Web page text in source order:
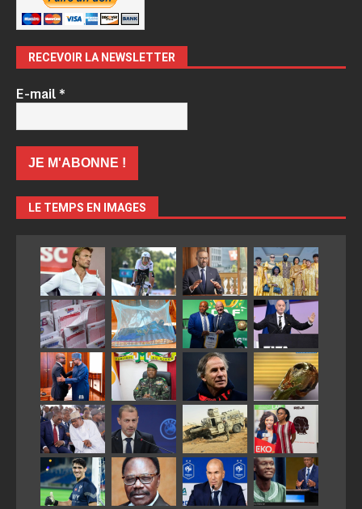
RECEVOIR LA NEWSLETTER
E-mail*
LE TEMPS EN IMAGES